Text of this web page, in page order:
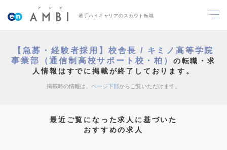
若手ハイキャリアのスカウト転職
【急募・経験者採用】校舎長 / キミノ高等学院
事業部（通信制高校サポート校・柏） の転職・求
人情報はすでに掲載が終了しております。
掲載時の情報は、 ページ下部からご覧いただけます。
最近ご覧になった求人に基づいた
おすすめの求人